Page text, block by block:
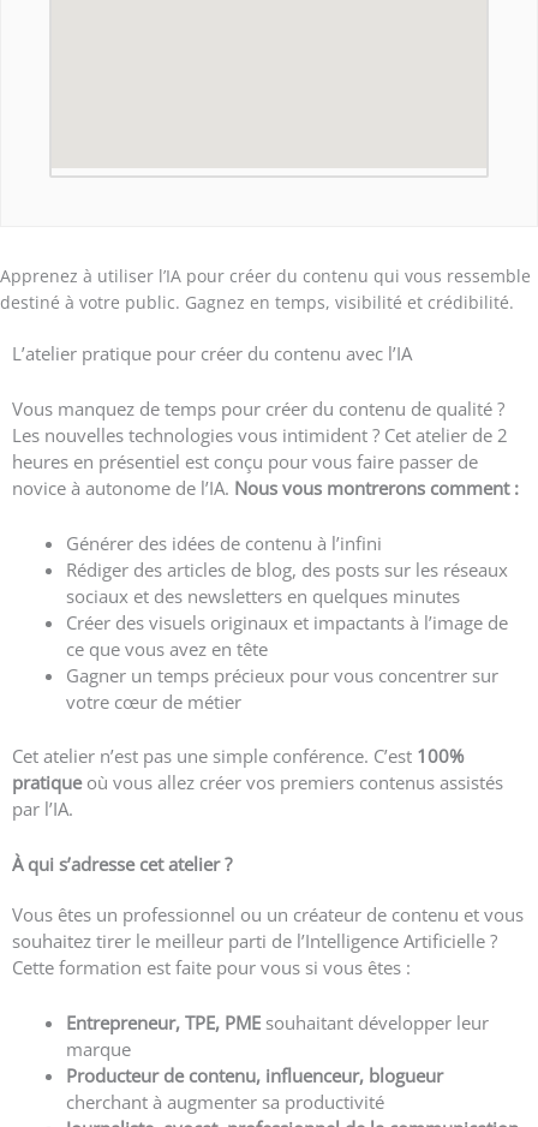
Apprenez à utiliser l’IA pour créer du contenu qui vous ressemble
destiné à votre public. Gagnez en temps, visibilité et crédibilité.
L’atelier pratique pour créer du contenu avec l’IA
Vous manquez de temps pour créer du contenu de qualité ?
Les nouvelles technologies vous intimident ? Cet atelier de 2
heures en présentiel est conçu pour vous faire passer de
novice à autonome de l’IA. Nous vous montrerons comment :
Générer des idées de contenu à l’infini
Rédiger des articles de blog, des posts sur les réseaux
sociaux et des newsletters en quelques minutes
Créer des visuels originaux et impactants à l’image de
ce que vous avez en tête
Gagner un temps précieux pour vous concentrer sur
votre cœur de métier
Cet atelier n’est pas une simple conférence. C’est 100%
pratiqueoù vous allez créer vos premiers contenus assistés
par l’IA.
À qui s’adresse cet atelier ?
Vous êtes un professionnel ou un créateur de contenu et vous
souhaitez tirer le meilleur parti de l’Intelligence Artificielle ?
Cette formation est faite pour vous si vous êtes :
Entrepreneur, TPE, PME souhaitant développer leur
marque
Producteur de contenu, influenceur, blogueur
cherchant à augmenter sa productivité